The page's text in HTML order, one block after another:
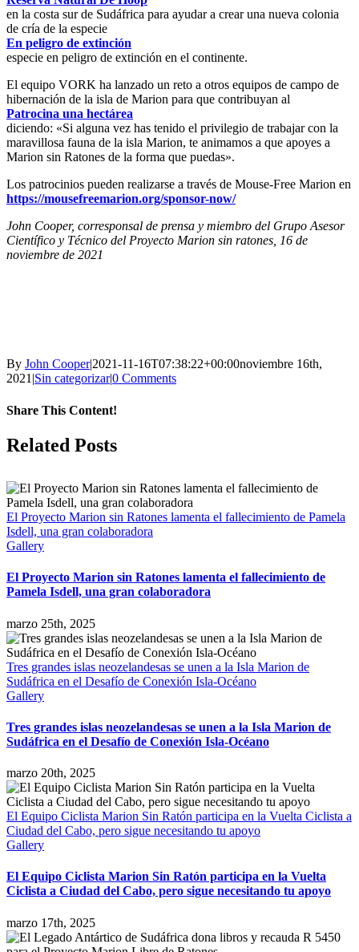
en la costa sur de Sudáfrica para ayudar a crear una nueva colonia
de cría de la especie
En peligro de extinción
especie en peligro de extinción en el continente.
El equipo VORK ha lanzado un reto a otros equipos de campo de
hibernación de la isla de Marion para que contribuyan al
Patrocina una hectárea
diciendo: «Si alguna vez has tenido el privilegio de trabajar con la
maravillosa fauna de la isla Marion, te animamos a que apoyes a
Marion sin Ratones de la forma que puedas».
Los patrocinios pueden realizarse a través de Mouse-Free Marion en
https://mousefreemarion.org/sponsor-now/
John Cooper, corresponsal de prensa y miembro del Grupo Asesor
Científico y Técnico del Proyecto Marion sin ratones, 16 de
noviembre de 2021
By John Cooper|2021-11-16T07:38:22+00:00noviembre 16th,
2021|Sin categorizar|0 Comments
Share This Content!
Facebook
X
LinkedIn
WhatsApp
Tumblr
Pinterest
Email
Related Posts
El Proyecto Marion sin Ratones lamenta el fallecimiento de Pamela
Isdell, una gran colaboradora
Gallery
El Proyecto Marion sin Ratones lamenta el fallecimiento de
Pamela Isdell, una gran colaboradora
marzo 25th, 2025
Tres grandes islas neozelandesas se unen a la Isla Marion de
Sudáfrica en el Desafío de Conexión Isla-Océano
Gallery
Tres grandes islas neozelandesas se unen a la Isla Marion de
Sudáfrica en el Desafío de Conexión Isla-Océano
marzo 20th, 2025
El Equipo Ciclista Marion Sin Ratón participa en la Vuelta Ciclista a
Ciudad del Cabo, pero sigue necesitando tu apoyo
Gallery
El Equipo Ciclista Marion Sin Ratón participa en la Vuelta
Ciclista a Ciudad del Cabo, pero sigue necesitando tu apoyo
marzo 17th, 2025